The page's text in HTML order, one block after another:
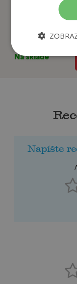
Odyssea
(Rozprávková
Homér
Na sklade
Napíšte